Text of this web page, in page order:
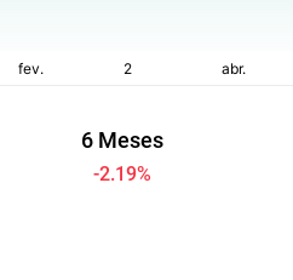
6 Meses
-2.19%